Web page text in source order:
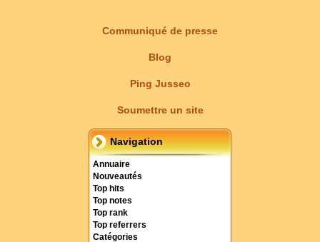
Communiqué de presse
Blog
Ping Jusseo
Soumettre un site
Navigation
Annuaire
Nouveautés
Top hits
Top notes
Top rank
Top referrers
Catégories